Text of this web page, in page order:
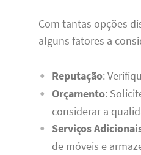
Com tantas opções
alguns fatores a
Reputação:
Orçamento:
considerar a
Serviços
de móveis e